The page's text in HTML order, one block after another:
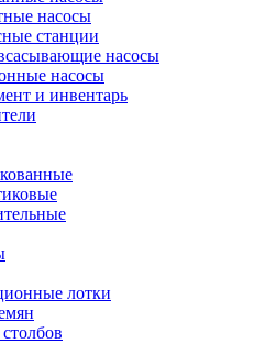
насосы
станции
насосы
насосы
и инвентарь
лотки